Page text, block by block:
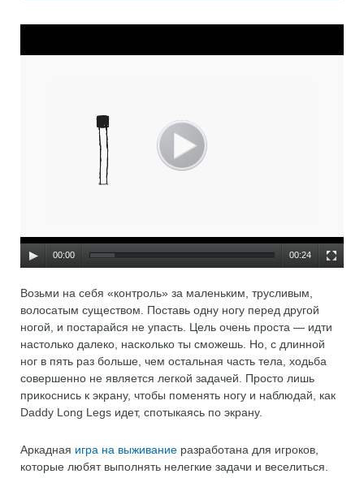
00:00 00:24
Возьми на себя «контроль» за маленьким, трусливым,
волосатым существом. Поставь одну ногу перед другой
ногой, и постарайся не упасть. Цель очень проста — идти
настолько далеко, насколько ты сможешь. Но, с длинной
ног в пять раз больше, чем остальная часть тела, ходьба
совершенно не является легкой задачей. Просто лишь
прикоснись к экрану, чтобы поменять ногу и наблюдай, как
Daddy Long Legs идет, спотыкаясь по экрану.
Аркадная игра на выживание разработана для игроков,
которые любят выполнять нелегкие задачи и веселиться.